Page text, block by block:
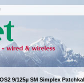
OS2 9/125µ SM Simplex